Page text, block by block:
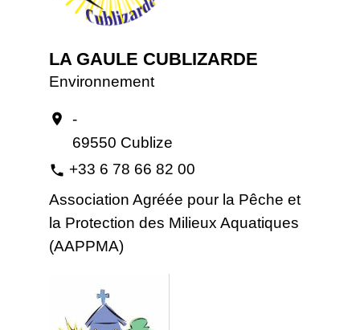
LA GAULE CUBLIZARDE
Environnement
location_on
-
69550 Cublize
phone +33 6 78 66 82 00
Association Agréée pour la Pêche et
la Protection des Milieux Aquatiques
(AAPPMA)